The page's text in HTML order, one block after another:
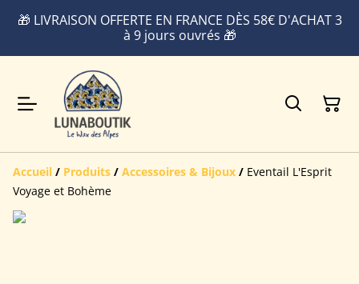
🎁 LIVRAISON OFFERTE EN FRANCE DÈS 58€ D'ACHAT 3
à 9 jours ouvrés 🎁
Accueil / Produits / Accessoires & Bijoux / Eventail L'Esprit
Voyage et Bohème